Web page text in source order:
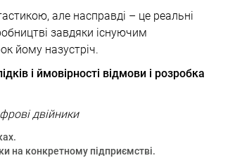
але насправді – це реальні
завдяки існуючим
йому назустріч.
і ймовірності відмови і розробка
двійники
на конкретному підприємстві.